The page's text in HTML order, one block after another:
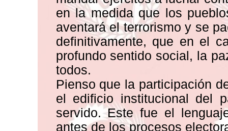
en la medida que los
aventará el terrorismo y se
definitivamente, que en el
profundo sentido social, la
todos.
Pienso que la participación
el edificio institucional del
servido. Este fue el
antes de los procesos